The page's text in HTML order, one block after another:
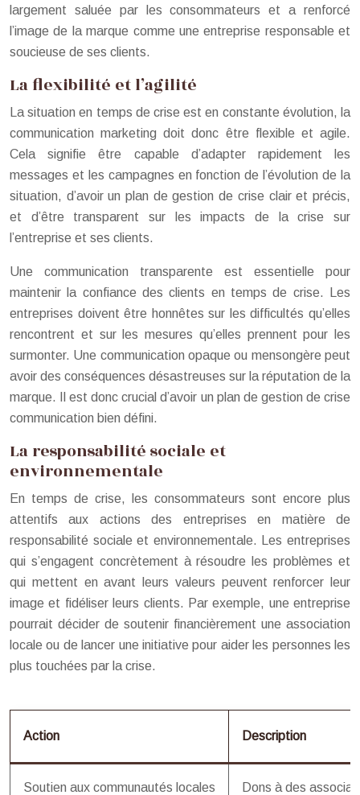
largement saluée par les consommateurs et a renforcé
l’image de la marque comme une entreprise responsable et
soucieuse de ses clients.
La flexibilité et l’agilité
La situation en temps de crise est en constante évolution, la
communication marketing doit donc être flexible et agile.
Cela signifie être capable d’adapter rapidement les
messages et les campagnes en fonction de l’évolution de la
situation, d’avoir un plan de gestion de crise clair et précis,
et d’être transparent sur les impacts de la crise sur
l’entreprise et ses clients.
Une communication transparente est essentielle pour
maintenir la confiance des clients en temps de crise. Les
entreprises doivent être honnêtes sur les difficultés qu’elles
rencontrent et sur les mesures qu’elles prennent pour les
surmonter. Une communication opaque ou mensongère peut
avoir des conséquences désastreuses sur la réputation de la
marque. Il est donc crucial d’avoir un plan de gestion de crise
communication bien défini.
La responsabilité sociale et
environnementale
En temps de crise, les consommateurs sont encore plus
attentifs aux actions des entreprises en matière de
responsabilité sociale et environnementale. Les entreprises
qui s’engagent concrètement à résoudre les problèmes et
qui mettent en avant leurs valeurs peuvent renforcer leur
image et fidéliser leurs clients. Par exemple, une entreprise
pourrait décider de soutenir financièrement une association
locale ou de lancer une initiative pour aider les personnes les
plus touchées par la crise.
Action Description
Soutien aux communautés locales Dons à des